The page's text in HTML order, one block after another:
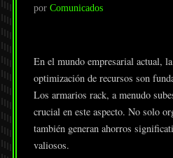
por Comunicados
En el mundo empresarial actual,
optimización de recursos son
Los armarios rack, a menudo
crucial en este aspecto. No solo
también generan ahorros
valiosos.